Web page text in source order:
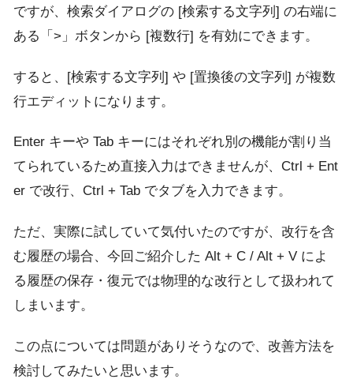
ですが、検索ダイアログの [検索する文字列] の右端に
ある「>」ボタンから [複数行] を有効にできます。
すると、[検索する文字列] や [置換後の文字列] が複数
行エディットになります。
Enter キーや Tab キーにはそれぞれ別の機能が割り当
てられているため直接入力はできませんが、Ctrl + Ent
er で改行、Ctrl + Tab でタブを入力できます。
ただ、実際に試していて気付いたのですが、改行を含
む履歴の場合、今回ご紹介した Alt + C / Alt + V によ
る履歴の保存・復元では物理的な改行として扱われて
しまいます。
この点については問題がありそうなので、改善方法を
検討してみたいと思います。